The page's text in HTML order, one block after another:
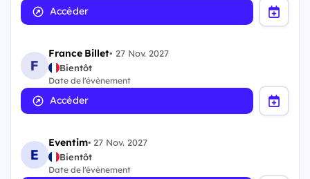
Accéder
France Billet• 27 Nov. 2027
Bientôt
Date de l'évènement
Accéder
Eventim• 27 Nov. 2027
Bientôt
Date de l'évènement